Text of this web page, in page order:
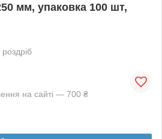
мм, упаковка 100 шт,
роздріб
на сайті — 700 ₴